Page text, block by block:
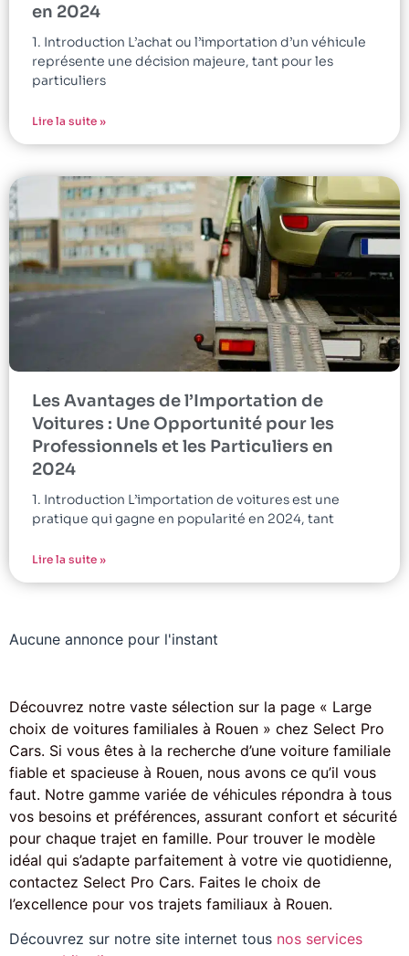
en 2024
1. Introduction L’achat ou l’importation d’un véhicule
représente une décision majeure, tant pour les
particuliers
Lire la suite »
Les Avantages de l’Importation de
Voitures : Une Opportunité pour les
Professionnels et les Particuliers en
2024
1. Introduction L’importation de voitures est une
pratique qui gagne en popularité en 2024, tant
Lire la suite »
Aucune annonce pour l'instant
Découvrez notre vaste sélection sur la page « Large
choix de voitures familiales à Rouen » chez Select Pro
Cars. Si vous êtes à la recherche d’une voiture familiale
fiable et spacieuse à Rouen, nous avons ce qu’il vous
faut. Notre gamme variée de véhicules répondra à tous
vos besoins et préférences, assurant confort et sécurité
pour chaque trajet en famille. Pour trouver le modèle
idéal qui s’adapte parfaitement à votre vie quotidienne,
contactez Select Pro Cars. Faites le choix de
l’excellence pour vos trajets familiaux à Rouen.
Découvrez sur notre site internet tous nos services